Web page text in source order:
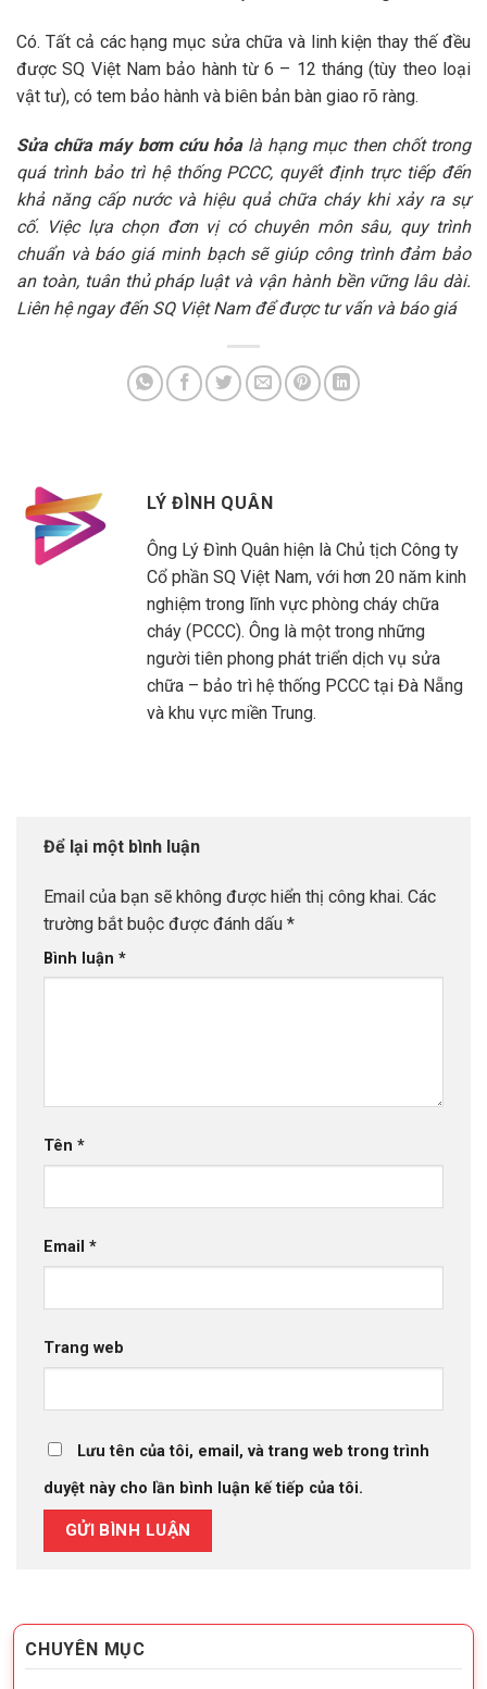
Có. Tất cả các hạng mục sửa chữa và linh kiện thay thế đều
được SQ Việt Nam bảo hành từ 6 – 12 tháng (tùy theo loại
vật tư), có tem bảo hành và biên bản bàn giao rõ ràng.
Sửa chữa máy bơm cứu hỏalà hạng mục then chốt trong
quá trình bảo trì hệ thống PCCC, quyết định trực tiếp đến
khả năng cấp nước và hiệu quả chữa cháy khi xảy ra sự
cố. Việc lựa chọn đơn vị có chuyên môn sâu, quy trình
chuẩn và báo giá minh bạch sẽ giúp công trình đảm bảo
an toàn, tuân thủ pháp luật và vận hành bền vững lâu dài.
Liên hệ ngay đến SQ Việt Nam để được tư vấn và báo giá
LÝ ĐÌNH QUÂN
Ông Lý Đình Quân hiện là Chủ tịch Công ty
Cổ phần SQ Việt Nam, với hơn 20 năm kinh
nghiệm trong lĩnh vực phòng cháy chữa
cháy (PCCC). Ông là một trong những
người tiên phong phát triển dịch vụ sửa
chữa – bảo trì hệ thống PCCC tại Đà Nẵng
và khu vực miền Trung.
Để lại một bình luận
Email của bạn sẽ không được hiển thị công khai. Các
trường bắt buộc được đánh dấu *
Bình luận *
Tên *
Email *
Trang web
Lưu tên của tôi, email, và trang web trong trình
duyệt này cho lần bình luận kế tiếp của tôi.
CHUYÊN MỤC